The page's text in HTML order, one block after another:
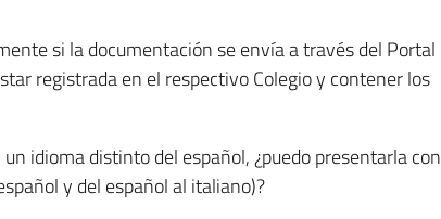
si la documentación se envía a través del Portal
registrada en el respectivo Colegio y contener los
idioma distinto del español, ¿puedo presentarla con
y del español al italiano)?